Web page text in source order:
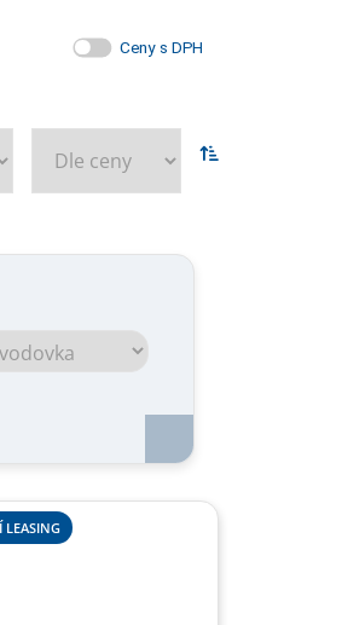
Ceny s DPH
LEASING